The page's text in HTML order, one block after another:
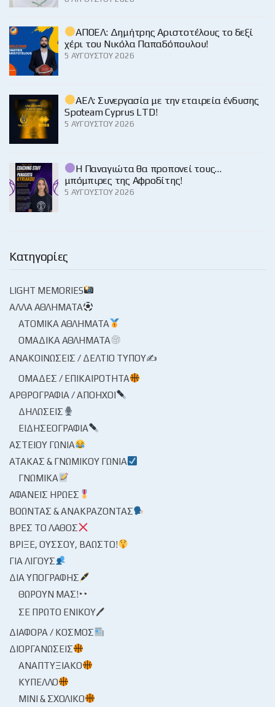
ΑΠΟΕΛ: Δημήτρης Αριστοτέλους το δεξί
χέρι του Νικόλα Παπαδόπουλου!
5 ΑΥΓΟΎΣΤΟΥ 2026
ΑΕΛ: Συνεργασία με την εταιρεία ένδυσης
Spoteam Cyprus LTD!
5 ΑΥΓΟΎΣΤΟΥ 2026
Η Παναγιώτα θα προπονεί τους…
μπόμπιρες της Αφροδίτης!
5 ΑΥΓΟΎΣΤΟΥ 2026
Κατηγορίες
LIGHT MEMORIES
ΆΛΛΑ ΑΘΛΉΜΑΤΑ
ΑΤΟΜΙΚΆ ΑΘΛΉΜΑΤΑ
ΟΜΑΔΙΚΆ ΑΘΛΉΜΑΤΑ
ΑΝΑΚΟΙΝΏΣΕΙΣ / ΔΕΛΤΊΟ ΤΎΠΟΥ✍
ΟΜΆΔΕΣ / ΕΠΙΚΑΙΡΌΤΗΤΑ
ΑΡΘΡΟΓΡΑΦΊΑ / ΑΠΌΗΧΟΙ
ΔΗΛΏΣΕΙΣ
ΕΙΔΗΣΕΟΓΡΑΦΊΑ
ΑΣΤΕΊΟΥ ΓΩΝΊΑ
ΑΤΆΚΑΣ & ΓΝΩΜΙΚΟΎ ΓΩΝΊΑ
ΓΝΩΜΙΚΆ
ΑΦΑΝΕΊΣ ΉΡΩΕΣ
ΒΟΏΝΤΑΣ & ΑΝΑΚΡΆΖΟΝΤΑΣ
ΒΡΕΣ ΤΟ ΛΆΘΟΣ
ΒΡΊΞΕ, ΟΎΣΣΟΥ, ΒΆΩΣΤΟ!
ΓΙΑ ΛΊΓΟΥΣ
ΔΙΑ ΥΠΟΓΡΑΦΉΣ
ΘΩΡΟΎΝ ΜΑΣ!
ΣΕ ΠΡΏΤΟ ΕΝΙΚΟΎ🖊
ΔΙΆΦΟΡΑ / ΚΌΣΜΟΣ
ΔΙΟΡΓΑΝΏΣΕΙΣ
ΑΝΑΠΤΥΞΙΑΚΌ
ΚΎΠΕΛΛΟ
ΜΊΝΙ & ΣΧΟΛΙΚΌ